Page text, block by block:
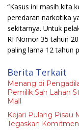
“Kasus ini masih kita
peredaran narkotika
sekitarnya. Untuk
RI Nomor 35 tahun
paling lama 12 tahun
Berita Terkait
Menang di
Pemilik Sah Lahan
Mall
Kejari Pulang Pisau
Tegaskan